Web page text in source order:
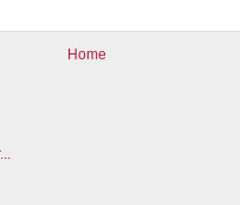
Home